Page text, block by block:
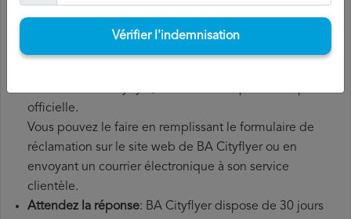
officielle.
Vous pouvez le faire en remplissant le formulaire de
réclamation sur le site web de BA Cityflyer ou en
envoyant un courrier électronique à son service
clientèle.
Attendez la réponse: BA Cityflyer dispose de 30 jours
Vérifier l'indemnisation